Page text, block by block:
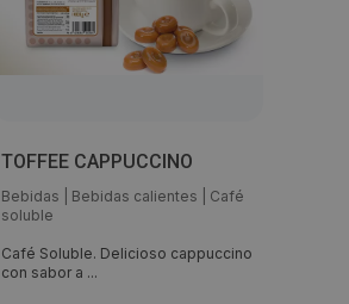
TOFFEE CAPPUCCINO
Bebidas Bebidas calientes
Café
soluble
Café Soluble. Delicioso cappuccino
con sabor a ...